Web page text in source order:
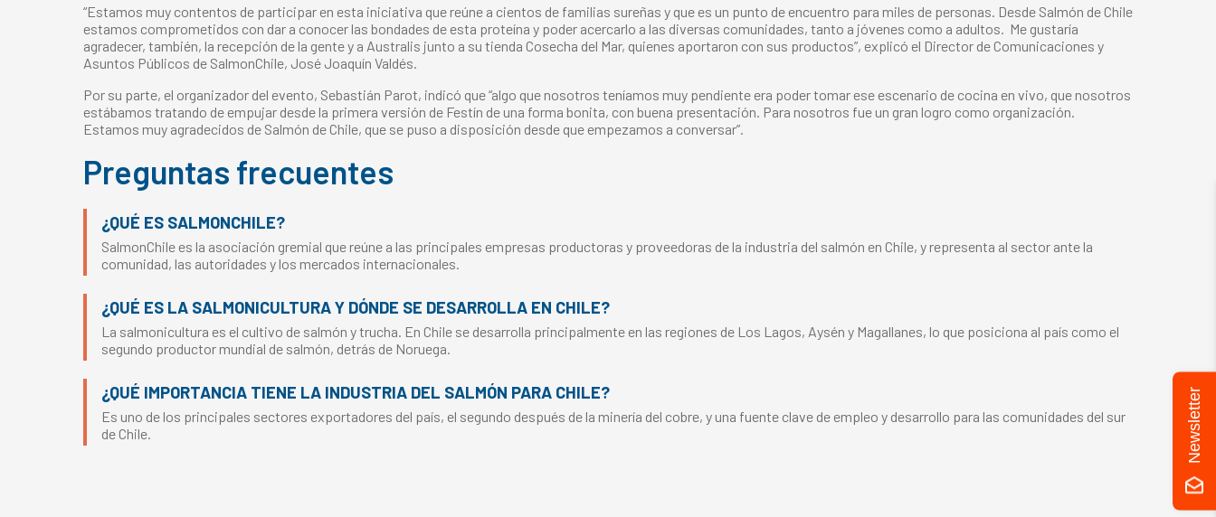
“Estamos muy contentos de participar en esta iniciativa que reúne a cientos de familias sureñas y que es un punto de encuentro para miles de personas. Desde Salmón de Chile
estamos comprometidos con dar a conocer las bondades de esta proteína y poder acercarlo a las diversas comunidades, tanto a jóvenes como a adultos. Me gustaría
agradecer, también, la recepción de la gente y a Australis junto a su tienda Cosecha del Mar, quienes aportaron con sus productos”, explicó el Director de Comunicaciones y
Asuntos Públicos de SalmonChile, José Joaquín Valdés.
Por su parte, el organizador del evento, Sebastián Parot, indicó que “algo que nosotros teníamos muy pendiente era poder tomar ese escenario de cocina en vivo, que nosotros
estábamos tratando de empujar desde la primera versión de Festín de una forma bonita, con buena presentación. Para nosotros fue un gran logro como organización.
Estamos muy agradecidos de Salmón de Chile, que se puso a disposición desde que empezamos a conversar”.
Preguntas frecuentes
¿QUÉ ES SALMONCHILE?
SalmonChile es la asociación gremial que reúne a las principales empresas productoras y proveedoras de la industria del salmón en Chile, y representa al sector ante la
comunidad, las autoridades y los mercados internacionales.
¿QUÉ ES LA SALMONICULTURA Y DÓNDE SE DESARROLLA EN CHILE?
La salmonicultura es el cultivo de salmón y trucha. En Chile se desarrolla principalmente en las regiones de Los Lagos, Aysén y Magallanes, lo que posiciona al país como el
segundo productor mundial de salmón, detrás de Noruega.
¿QUÉ IMPORTANCIA TIENE LA INDUSTRIA DEL SALMÓN PARA CHILE?
Es uno de los principales sectores exportadores del país, el segundo después de la minería del cobre, y una fuente clave de empleo y desarrollo para las comunidades del sur
de Chile.
Newsletter